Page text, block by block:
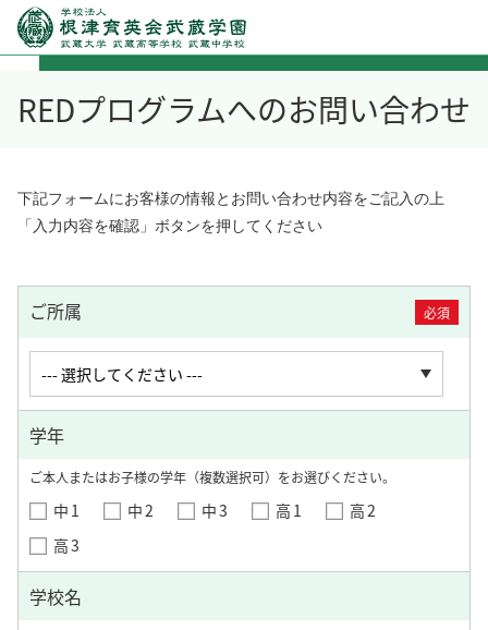
REDプログラムへのお問い合わせ
下記フォームにお客様の情報とお問い合わせ内容をご記入の上
「入力内容を確認」ボタンを押してください